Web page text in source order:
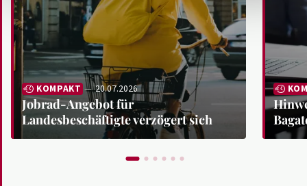
KOMPAKT 20.07.2026
Jobrad-Angebot für
Landesbeschäftigte verzögert sich